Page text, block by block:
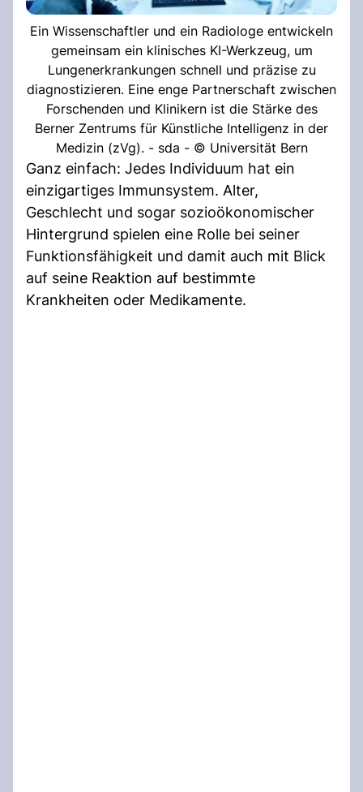
Ein Wissenschaftler und ein Radiologe entwickeln
gemeinsam ein klinisches KI-Werkzeug, um
Lungenerkrankungen schnell und präzise zu
diagnostizieren. Eine enge Partnerschaft zwischen
Forschenden und Klinikern ist die Stärke des
Berner Zentrums für Künstliche Intelligenz in der
Medizin (zVg). - sda - © Universität Bern
Ganz einfach: Jedes Individuum hat ein
einzigartiges Immunsystem. Alter,
Geschlecht und sogar sozioökonomischer
Hintergrund spielen eine Rolle bei seiner
Funktionsfähigkeit und damit auch mit Blick
auf seine Reaktion auf bestimmte
Krankheiten oder Medikamente.